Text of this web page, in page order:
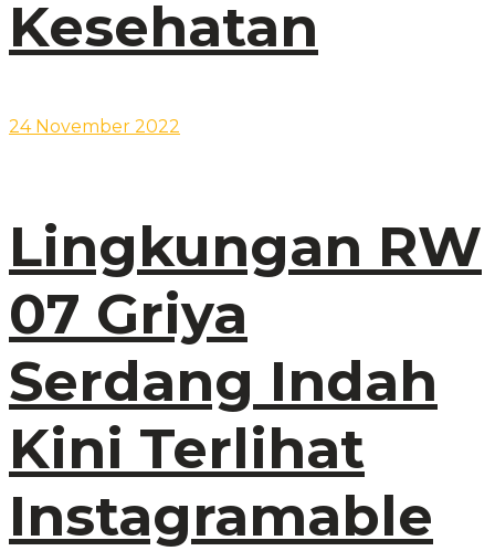
Kesehatan
24 November 2022
Lingkungan RW
07 Griya
Serdang Indah
Kini Terlihat
Instagramable